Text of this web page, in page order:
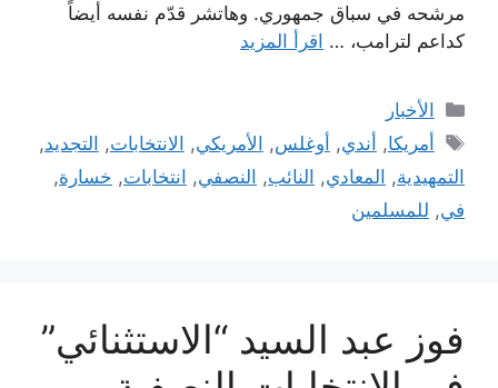
مرشحه في سباق جمهوري. وهاتشر قدّم نفسه أيضاً
كداعم لترامب، … اقرأ المزيد
التصنيفات
الأخبار
الوسوم
أمريكا, أندي, أوغلس, الأمريكي, الانتخابات, التجديد,
التمهيدية, المعادي, النائب, النصفي, انتخابات, خسارة,
في, للمسلمين
فوز عبد السيد “الاستثنائي”